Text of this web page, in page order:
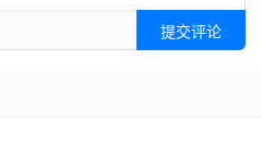
提交评论